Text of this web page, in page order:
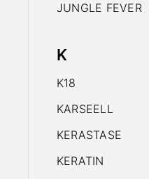
JUNGLE FEVER
K
K18
KARSEELL
KERASTASE
KERATIN